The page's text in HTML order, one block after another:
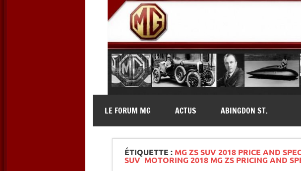
MG Contact
LE FORUM MG ACTUS ABINGDON ST.
ÉTIQUETTE : MG ZS SUV 2018 PRICE AND
SUV MOTORING 2018 MG ZS PRICING AND